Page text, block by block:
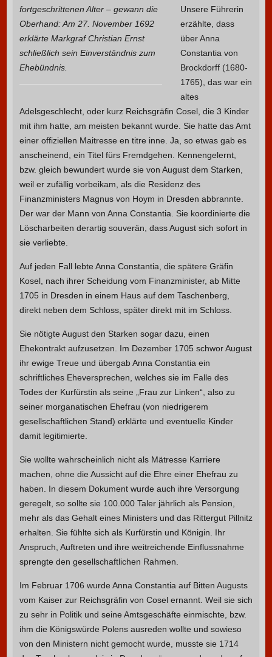
fortgeschrittenen Alter – gewann die
Oberhand: Am 27. November 1692
erklärte Markgraf Christian Ernst
schließlich sein Einverständnis zum
Ehebündnis.
Unsere Führerin
erzählte, dass
über Anna
Constantia von
Brockdorff (1680-
1765), das war ein
altes
Adelsgeschlecht, oder kurz Reichsgräfin Cosel, die 3 Kinder
mit ihm hatte, am meisten bekannt wurde. Sie hatte das Amt
einer offiziellen Maitresse en titre inne. Ja, so etwas gab es
anscheinend, ein Titel fürs Fremdgehen. Kennengelernt,
bzw. gleich bewundert wurde sie von August dem Starken,
weil er zufällig vorbeikam, als die Residenz des
Finanzministers Magnus von Hoym in Dresden abbrannte.
Der war der Mann von Anna Constantia. Sie koordinierte die
Löscharbeiten derartig souverän, dass August sich sofort in
sie verliebte.
Auf jeden Fall lebte Anna Constantia, die spätere Gräfin
Kosel, nach ihrer Scheidung vom Finanzminister, ab Mitte
1705 in Dresden in einem Haus auf dem Taschenberg,
direkt neben dem Schloss, später direkt mit im Schloss.
Sie nötigte August den Starken sogar dazu, einen
Ehekontrakt aufzusetzen. Im Dezember 1705 schwor August
ihr ewige Treue und übergab Anna Constantia ein
schriftliches Eheversprechen, welches sie im Falle des
Todes der Kurfürstin als seine „Frau zur Linken“, also zu
seiner morganatischen Ehefrau (von niedrigerem
gesellschaftlichen Stand) erklärte und eventuelle Kinder
damit legitimierte.
Sie wollte wahrscheinlich nicht als Mätresse Karriere
machen, ohne die Aussicht auf die Ehre einer Ehefrau zu
haben. In diesem Dokument wurde auch ihre Versorgung
geregelt, so sollte sie 100.000 Taler jährlich als Pension,
mehr als das Gehalt eines Ministers und das Rittergut Pillnitz
erhalten. Sie fühlte sich als Kurfürstin und Königin. Ihr
Anspruch, Auftreten und ihre weitreichende Einflussnahme
sprengte den gesellschaftlichen Rahmen.
Im Februar 1706 wurde Anna Constantia auf Bitten Augusts
vom Kaiser zur Reichsgräfin von Cosel ernannt. Weil sie sich
zu sehr in Politik und seine Amtsgeschäfte einmischte, bzw.
ihm die Königswürde Polens ausreden wollte und sowieso
von den Ministern nicht gemocht wurde, musste sie 1714